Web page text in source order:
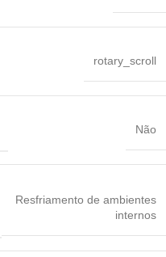
rotary_scroll
Não
Resfriamento de ambientes
internos